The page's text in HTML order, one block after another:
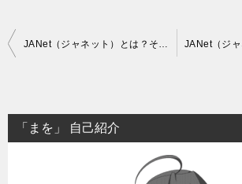
投
ビ
ゲ
「まを」 自己紹介